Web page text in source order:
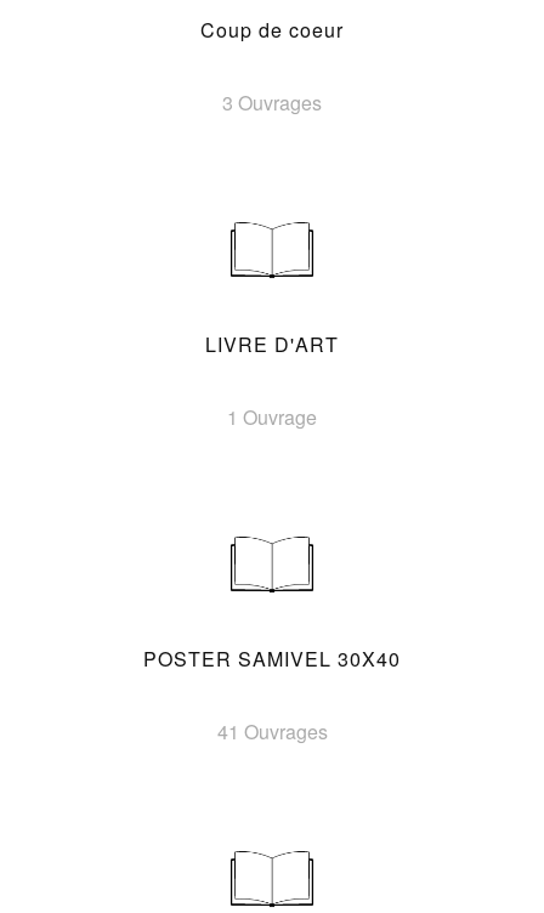
Coup de coeur
3 Ouvrages
LIVRE D'ART
1 Ouvrage
POSTER SAMIVEL 30X40
41 Ouvrages